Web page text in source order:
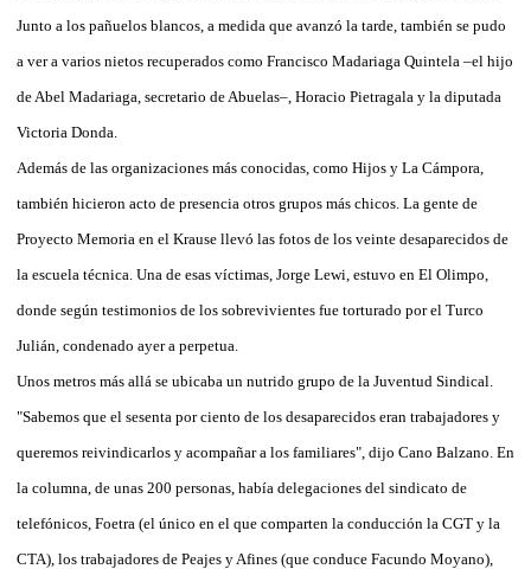
Junto a los pañuelos blancos, a medida que avanzó la tarde, también se pudo
a ver a varios nietos recuperados como Francisco Madariaga Quintela –el hijo
de Abel Madariaga, secretario de Abuelas–, Horacio Pietragala y la diputada
Victoria Donda.
Además de las organizaciones más conocidas, como Hijos y La Cámpora,
también hicieron acto de presencia otros grupos más chicos. La gente de
Proyecto Memoria en el Krause llevó las fotos de los veinte desaparecidos de
la escuela técnica. Una de esas víctimas, Jorge Lewi, estuvo en El Olimpo,
donde según testimonios de los sobrevivientes fue torturado por el Turco
Julián, condenado ayer a perpetua.
Unos metros más allá se ubicaba un nutrido grupo de la Juventud Sindical.
"Sabemos que el sesenta por ciento de los desaparecidos eran trabajadores y
queremos reivindicarlos y acompañar a los familiares", dijo Cano Balzano. En
la columna, de unas 200 personas, había delegaciones del sindicato de
telefónicos, Foetra (el único en el que comparten la conducción la CGT y la
CTA), los trabajadores de Peajes y Afines (que conduce Facundo Moyano),